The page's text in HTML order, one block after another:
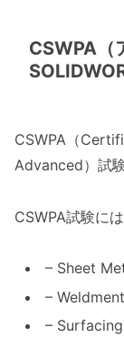
CSWPA（
CSWPA（
Advanced）試
CSWPA試験に
– Sheet
–
– Surfacing